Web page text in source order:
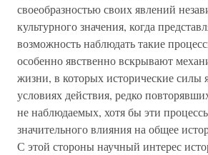
своеобразностью своих явлений
культурного значения, когда
возможность наблюдать такие
особенно явственно вскрывают
жизни, в которых исторические силы
условиях действия, редко
не наблюдаемых, хотя бы эти
значительного влияния на общее
С этой стороны научный интерес